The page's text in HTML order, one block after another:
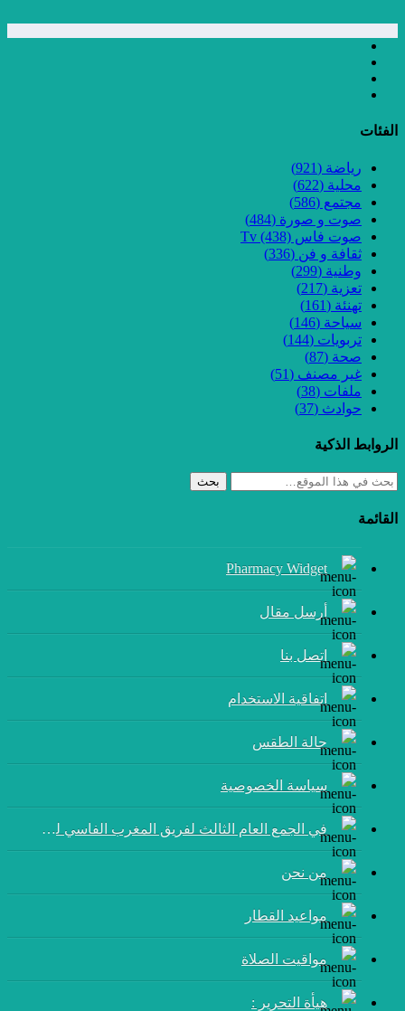
الفئات
رياضة (921)
محلية (622)
مجتمع (586)
صوت و صورة (484)
صوت فاس Tv (438)
ثقافة و فن (336)
وطنية (299)
تعزية (217)
تهنئة (161)
سياحة (146)
تربويات (144)
صحة (87)
غير مصنف (51)
ملفات (38)
حوادث (37)
الروابط الذكية
بحث
القائمة
Pharmacy Widget
أرسل مقال
إتصل بنا
اتفاقية الاستخدام
حالة الطقس
سياسة الخصوصية
في الجمع العام الثالث لفريق المغرب الفاسي لكرة القدم:
من نحن
مواعيد القطار
مواقيت الصلاة
هيأة التحرير :